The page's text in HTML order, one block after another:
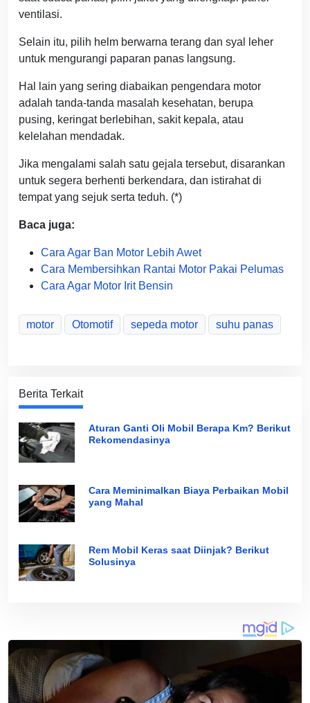
ventilasi.
Selain itu, pilih helm berwarna terang dan syal leher
untuk mengurangi paparan panas langsung.
Hal lain yang sering diabaikan pengendara motor
adalah tanda-tanda masalah kesehatan, berupa
pusing, keringat berlebihan, sakit kepala, atau
kelelahan mendadak.
Jika mengalami salah satu gejala tersebut, disarankan
untuk segera berhenti berkendara, dan istirahat di
tempat yang sejuk serta teduh. (*)
Baca juga:
Cara Agar Ban Motor Lebih Awet
Cara Membersihkan Rantai Motor Pakai Pelumas
Cara Agar Motor Irit Bensin
motor Otomotif sepeda motor suhu panas
Berita Terkait
Aturan Ganti Oli Mobil Berapa Km? Berikut
Rekomendasinya
Cara Meminimalkan Biaya Perbaikan Mobil
yang Mahal
Rem Mobil Keras saat Diinjak? Berikut
Solusinya